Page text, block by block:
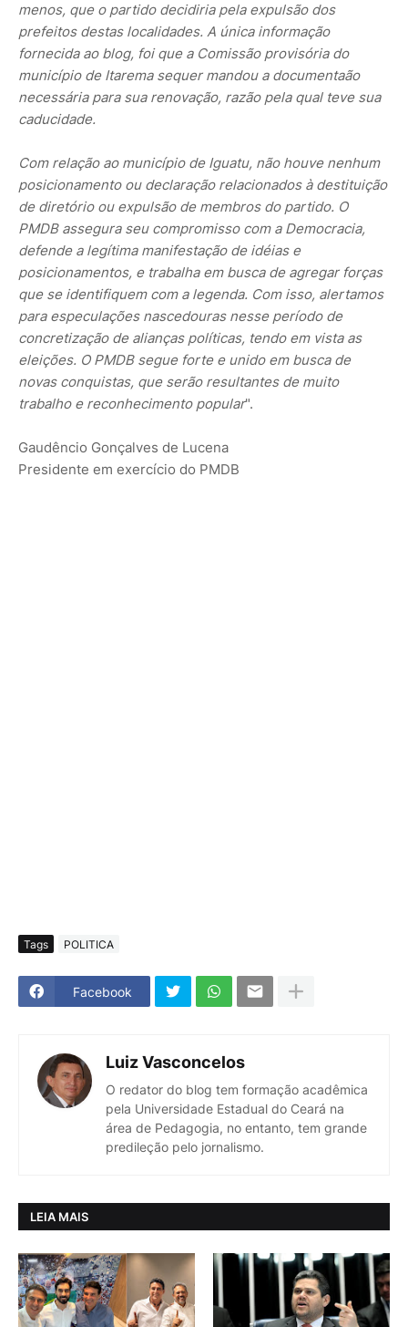
menos, que o partido decidiria pela expulsão dos
prefeitos destas localidades. A única informação
fornecida ao blog, foi que a Comissão provisória do
município de Itarema sequer mandou a documentaão
necessária para sua renovação, razão pela qual teve sua
caducidade.
Com relação ao município de Iguatu, não houve nenhum
posicionamento ou declaração relacionados à destituição
de diretório ou expulsão de membros do partido. O
PMDB assegura seu compromisso com a Democracia,
defende a legítima manifestação de idéias e
posicionamentos, e trabalha em busca de agregar forças
que se identifiquem com a legenda. Com isso, alertamos
para especulações nascedouras nesse período de
concretização de alianças políticas, tendo em vista as
eleições. O PMDB segue forte e unido em busca de
novas conquistas, que serão resultantes de muito
trabalho e reconhecimento popular".
Gaudêncio Gonçalves de Lucena
Presidente em exercício do PMDB
Tags POLITICA
Facebook
Luiz Vasconcelos
O redator do blog tem formação acadêmica
pela Universidade Estadual do Ceará na
área de Pedagogia, no entanto, tem grande
predileção pelo jornalismo.
LEIA MAIS